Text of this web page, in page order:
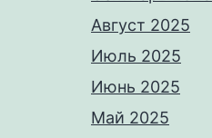
Август 2025
Июль 2025
Июнь 2025
Май 2025